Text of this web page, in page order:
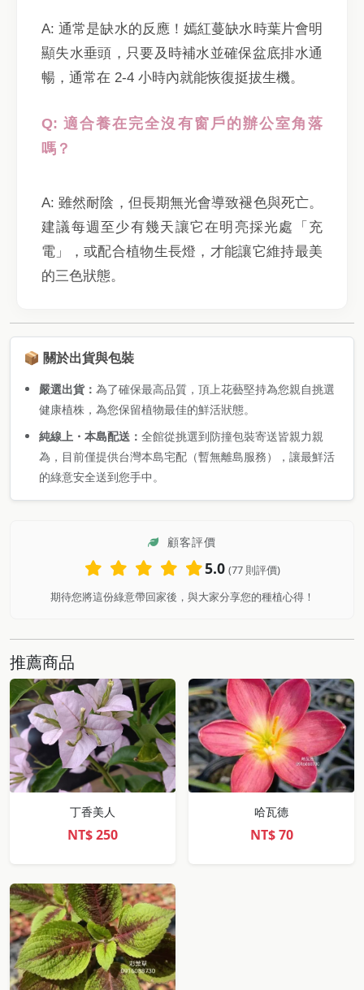
A: 通常是缺水的反應！嫣紅蔓缺水時葉片會明
顯失水垂頭，只要及時補水並確保盆底排水通
暢，通常在 2-4 小時內就能恢復挺拔生機。
Q: 適合養在完全沒有窗戶的辦公室角落
嗎？
A: 雖然耐陰，但長期無光會導致褪色與死亡。
建議每週至少有幾天讓它在明亮採光處「充
電」，或配合植物生長燈，才能讓它維持最美
的三色狀態。
📦 關於出貨與包裝
嚴選出貨：為了確保最高品質，頂上花藝堅持為您親自挑選
健康植株，為您保留植物最佳的鮮活狀態。
純線上・本島配送：全館從挑選到防撞包裝寄送皆親力親
為，目前僅提供台灣本島宅配（暫無離島服務），讓最鮮活
的綠意安全送到您手中。
顧客評價
5.0 (77 則評價)
期待您將這份綠意帶回家後，與大家分享您的種植心得！
推薦商品
丁香美人
NT$250
哈瓦德
NT$70